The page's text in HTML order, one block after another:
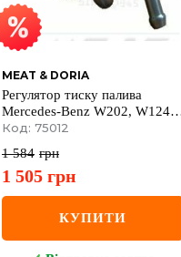
MEAT & DORIA
Регулятор тиску палива
Mercedes-Benz W202, W124,
W210, W140, Sprinter, Vito,
Код: 75012
1 584 грн
1 505 грн
КУПИТИ